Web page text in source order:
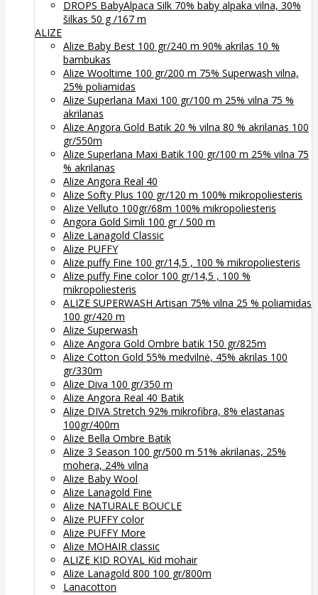
DROPS BabyAlpaca Silk 70% baby alpaka vilna, 30%
šilkas 50 g /167 m
ALIZE
Alize Baby Best 100 gr/240 m 90% akrilas 10 %
bambukas
Alize Wooltime 100 gr/200 m 75% Superwash vilna,
25% poliamidas
Alize Superlana Maxi 100 gr/100 m 25% vilna 75 %
akrilanas
Alize Angora Gold Batik 20 % vilna 80 % akrilanas 100
gr/550m
Alize Superlana Maxi Batik 100 gr/100 m 25% vilna 75
% akrilanas
Alize Angora Real 40
Alize Softy Plus 100 gr/120 m 100% mikropoliesteris
Alize Velluto 100gr/68m 100% mikropoliesteris
Angora Gold Simli 100 gr / 500 m
Alize Lanagold Classic
Alize PUFFY
Alize puffy Fine 100 gr/14,5 , 100 % mikropoliesteris
Alize puffy Fine color 100 gr/14,5 , 100 %
mikropoliesteris
ALIZE SUPERWASH Artisan 75% vilna 25 % poliamidas
100 gr/420 m
Alize Superwash
Alize Angora Gold Ombre batik 150 gr/825m
Alize Cotton Gold 55% medvilnė, 45% akrilas 100
gr/330m
Alize Diva 100 gr/350 m
Alize Angora Real 40 Batik
Alize DIVA Stretch 92% mikrofibra, 8% elastanas
100gr/400m
Alize Bella Ombre Batik
Alize 3 Season 100 gr/500 m 51% akrilanas, 25%
mohera, 24% vilna
Alize Baby Wool
Alize Lanagold Fine
Alize NATURALE BOUCLE
Alize PUFFY color
Alize PUFFY More
Alize MOHAIR classic
ALIZE KID ROYAL Kid mohair
Alize Lanagold 800 100 gr/800m
Lanacotton